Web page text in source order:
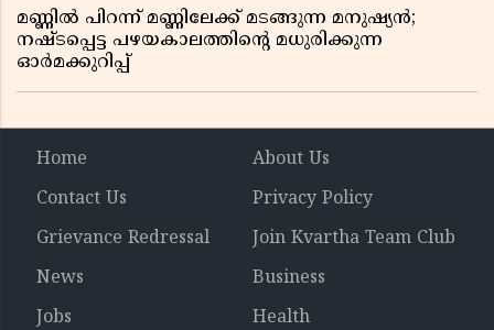
മണ്ണിൽ പിറന്ന് മണ്ണിലേക്ക് മടങ്ങുന്ന മനുഷ്യൻ;
നഷ്ടപ്പെട്ട പഴയകാലത്തിൻ്റെ മധുരിക്കുന്ന
ഓർമക്കുറിപ്പ്
Home
About Us
Contact Us
Privacy Policy
Grievance Redressal
Join Kvartha Team Club
News
Business
Jobs
Health